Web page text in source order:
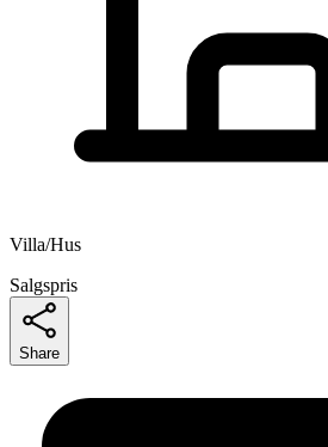
Villa/Hus
Salgspris
Share